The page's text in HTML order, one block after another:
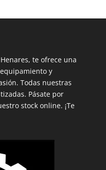
te ofrece una
y
Todas nuestras
Pásate por
stock online. ¡Te